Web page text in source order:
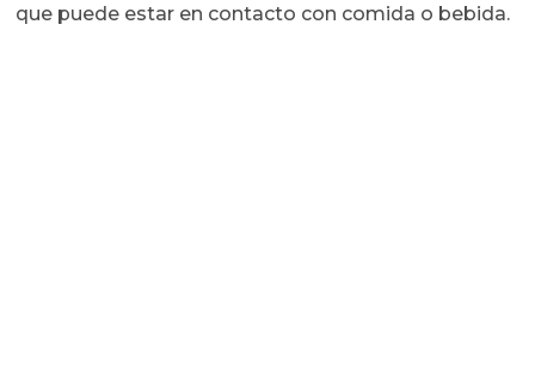
que puede estar en contacto con comida o bebida.